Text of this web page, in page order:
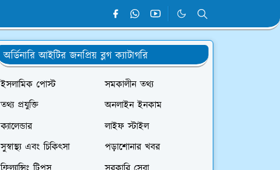
অর্ডিনারি আইটির জনপ্রিয় ব্লগ ক্যাটাগরি
ইসলামিক পোস্ট
সমকালীন তথ্য
তথ্য প্রযুক্তি
অনলাইন ইনকাম
ক্যালেন্ডার
লাইফ স্টাইল
সুস্বাস্থ্য এবং চিকিৎসা
পড়াশোনার খবর